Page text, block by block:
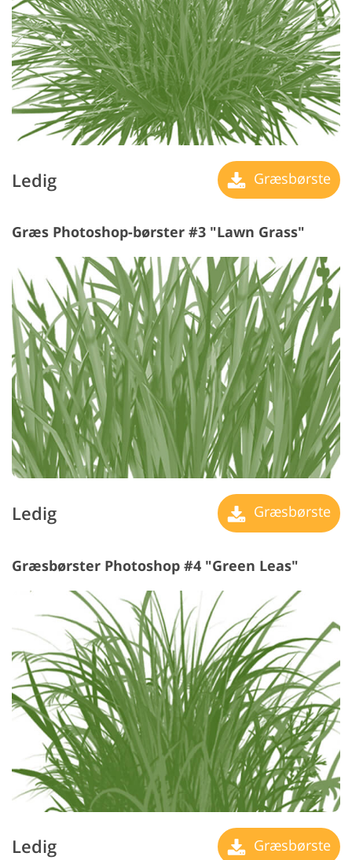
Ledig Græsbørste
Græs Photoshop-børster #3 "Lawn Grass"
Ledig Græsbørste
Græsbørster Photoshop #4 "Green Leas"
Ledig Græsbørste